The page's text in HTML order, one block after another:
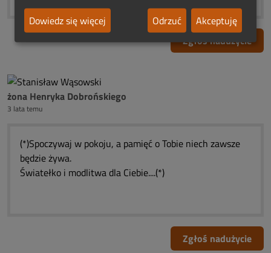
Zgłoś nadużycie
żona Henryka Dobrońskiego
3 lata temu
(*)Spoczywaj w pokoju, a pamięć o Tobie niech zawsze
będzie żywa.
Światełko i modlitwa dla Ciebie....(*)
Zgłoś nadużycie
Dowiedz się więcej
Odrzuć Akceptuję